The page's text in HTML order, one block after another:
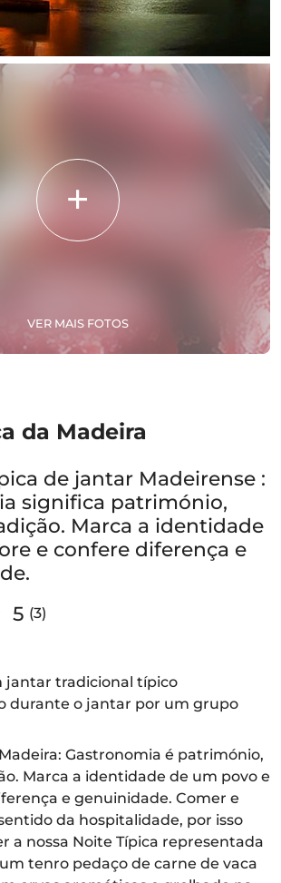
VER MAIS FOTOS
da Madeira
de jantar Madeirense :
significa património,
Marca a identidade
e confere diferença e
5 (3)
jantar tradicional típico
durante o jantar por um grupo
Gastronomia é património,
Marca a identidade de um povo e
e genuinidade. Comer e
da hospitalidade, por isso
a nossa Noite Típica representada
tenro pedaço de carne de vaca